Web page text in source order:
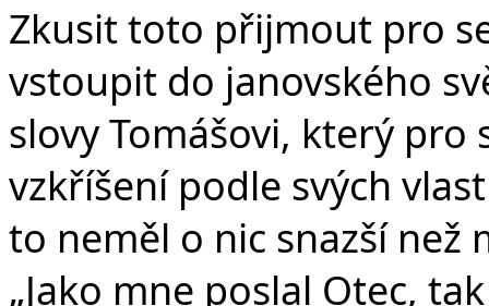
Zkusit toto přijmout pro
vstoupit do janovského
slovy Tomášovi, který pro
vzkříšení podle svých
to neměl o nic snazší než
„Jako mne poslal Otec,